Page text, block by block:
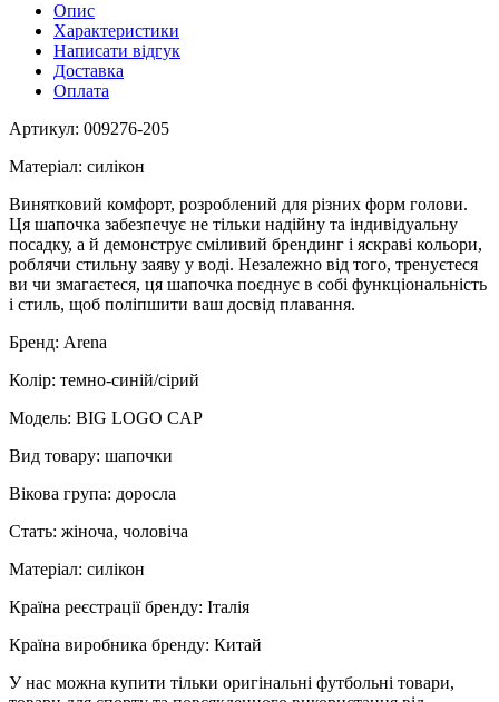
Опис
Характеристики
Написати відгук
Доставка
Оплата
Артикул: 009276-205
Матеріал: силікон
Винятковий комфорт, розроблений для різних форм голови.
Ця шапочка забезпечує не тільки надійну та індивідуальну
посадку, а й демонструє сміливий брендинг і яскраві кольори,
роблячи стильну заяву у воді. Незалежно від того, тренуєтеся
ви чи змагаєтеся, ця шапочка поєднує в собі функціональність
і стиль, щоб поліпшити ваш досвід плавання.
Бренд: Arena
Колір: темно-синій/сірий
Модель: BIG LOGO CAP
Вид товару: шапочки
Вікова група: доросла
Стать: жіноча, чоловіча
Матеріал: силікон
Країна реєстрації бренду: Італія
Країна виробника бренду: Китай
У нас можна купити тільки оригінальні футбольні товари,